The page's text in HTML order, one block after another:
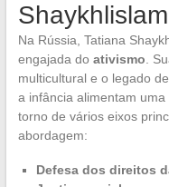
Na Rússia, Tatiana
engajada do ativismo .
multicultural e o legado
a infância alimentam
torno de vários eixos
abordagem:
Defesa dos direitos